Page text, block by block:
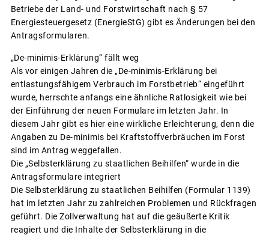
Betriebe der Land- und Forstwirtschaft nach § 57
Energiesteuergesetz (EnergieStG) gibt es Änderungen bei den
Antragsformularen.
„De-minimis-Erklärung“ fällt weg
Als vor einigen Jahren die „De-minimis-Erklärung bei
entlastungsfähigem Verbrauch im Forstbetrieb“ eingeführt
wurde, herrschte anfangs eine ähnliche Ratlosigkeit wie bei
der Einführung der neuen Formulare im letzten Jahr. In
diesem Jahr gibt es hier eine wirkliche Erleichterung, denn die
Angaben zu De-minimis bei Kraftstoffverbräuchen im Forst
sind im Antrag weggefallen.
Die „Selbsterklärung zu staatlichen Beihilfen“ wurde in die
Antragsformulare integriert
Die Selbsterklärung zu staatlichen Beihilfen (Formular 1139)
hat im letzten Jahr zu zahlreichen Problemen und Rückfragen
geführt. Die Zollverwaltung hat auf die geäußerte Kritik
reagiert und die Inhalte der Selbsterklärung in die